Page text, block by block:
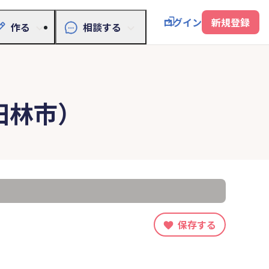
作る 相談する ログイン 新規登録
市）
保存する